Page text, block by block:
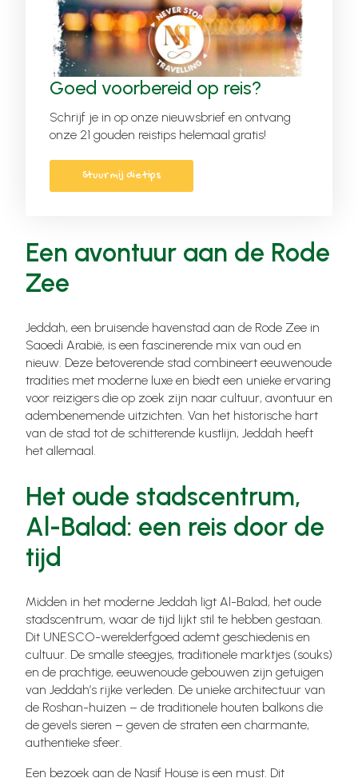
Goed voorbereid op reis?
Schrijf je in op onze nieuwsbrief en ontvang
onze 21 gouden reistips helemaal gratis!
Stuur mij die tips
Een avontuur aan de Rode
Zee
Jeddah, een bruisende havenstad aan de Rode Zee in
Saoedi Arabië, is een fascinerende mix van oud en
nieuw. Deze betoverende stad combineert eeuwenoude
tradities met moderne luxe en biedt een unieke ervaring
voor reizigers die op zoek zijn naar cultuur, avontuur en
adembenemende uitzichten. Van het historische hart
van de stad tot de schitterende kustlijn, Jeddah heeft
het allemaal.
Het oude stadscentrum,
Al-Balad: een reis door de
tijd
Midden in het moderne Jeddah ligt Al-Balad, het oude
stadscentrum, waar de tijd lijkt stil te hebben gestaan.
Dit UNESCO-werelderfgoed ademt geschiedenis en
cultuur. De smalle steegjes, traditionele marktjes (souks)
en de prachtige, eeuwenoude gebouwen zijn getuigen
van Jeddah’s rijke verleden. De unieke architectuur van
de Roshan-huizen – de traditionele houten balkons die
de gevels sieren – geven de straten een charmante,
authentieke sfeer.
Een bezoek aan de Nasif House is een must. Dit